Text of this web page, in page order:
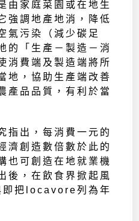
由家庭菜園或在地生
強調地產地消，降低
氣污染（減少碳足
的「生產－製造－消
消費端及製造端將所
地，協助生產端改善
產品品質，有利於當
指出，每消費一元的
濟創造數倍數於此的
也可創造在地就業機
後，在飲食界掀起風
即把locavore列為年